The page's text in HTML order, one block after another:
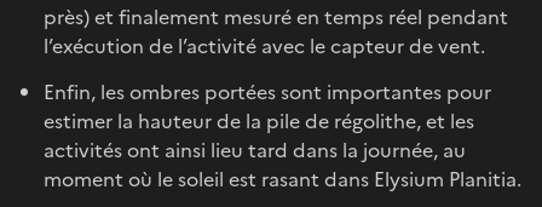
près) et finalement mesuré en temps réel pendant
l’exécution de l’activité avec le capteur de vent.
Enfin, les ombres portées sont importantes pour
estimer la hauteur de la pile de régolithe, et les
activités ont ainsi lieu tard dans la journée, au
moment où le soleil est rasant dans Elysium Planitia.